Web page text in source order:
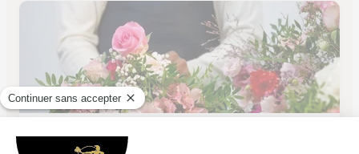
L’atelier Floral